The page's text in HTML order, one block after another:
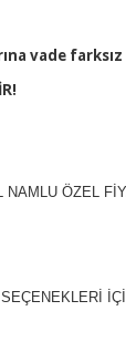
vade
NAMLU ÖZEL